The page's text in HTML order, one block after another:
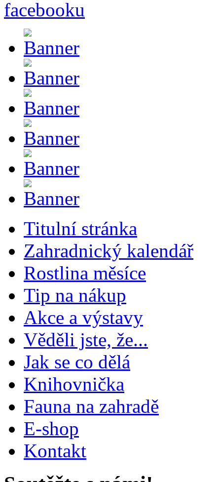
Titulní stránka
Zahradnický kalendář
Rostlina měsíce
Tip na nákup
Akce a výstavy
Věděli jste, že...
Jak se co dělá
Knihovnička
Fauna na zahradě
E-shop
Kontakt